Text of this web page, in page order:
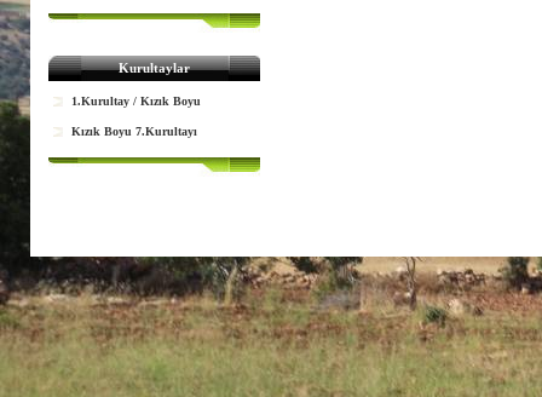
Kurultaylar
1.Kurultay / Kızık Boyu
Kızık Boyu 7.Kurultayı